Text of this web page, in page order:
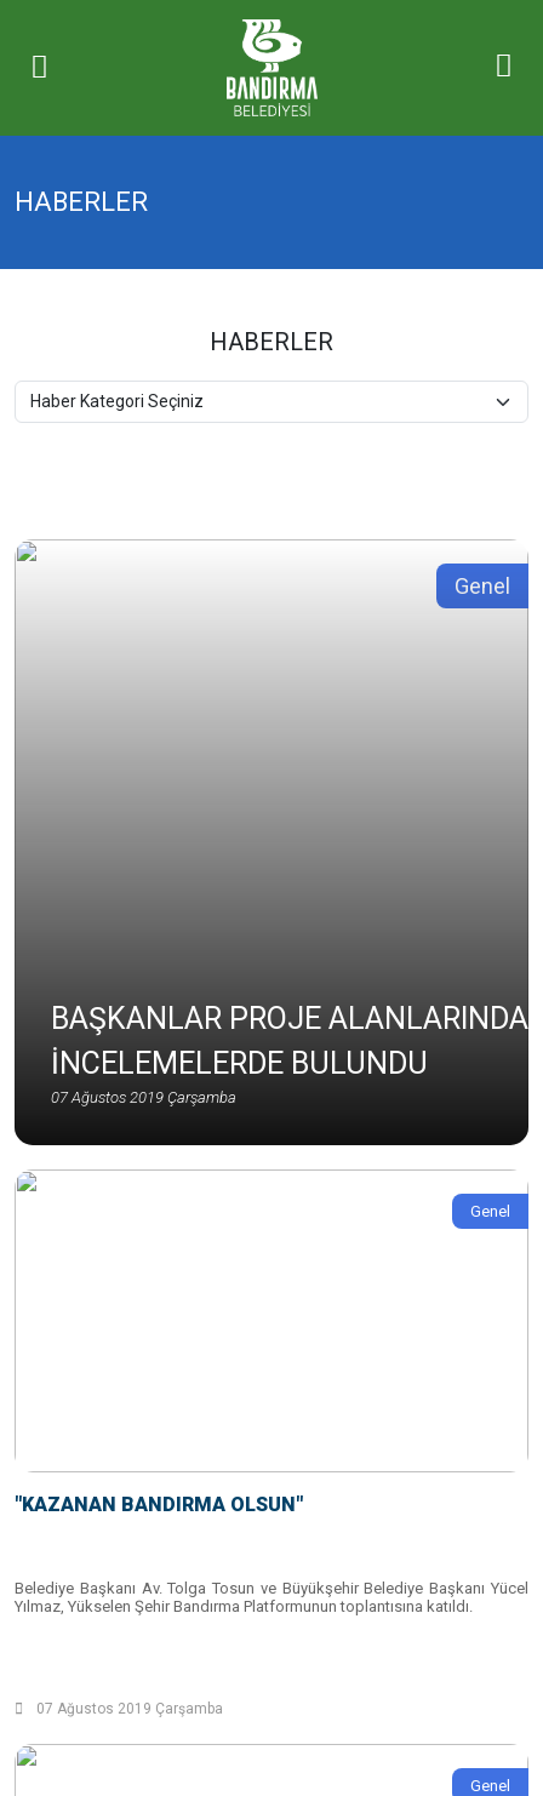
HABERLER
HABERLER
Genel
BAŞKANLAR PROJE ALANLARINDA
İNCELEMELERDE BULUNDU
07 Ağustos 2019 Çarşamba
Genel
"KAZANAN BANDIRMA OLSUN"
Belediye Başkanı Av. Tolga Tosun ve Büyükşehir Belediye Başkanı Yücel
Yılmaz, Yükselen Şehir Bandırma Platformunun toplantısına katıldı.
07 Ağustos 2019 Çarşamba
Genel